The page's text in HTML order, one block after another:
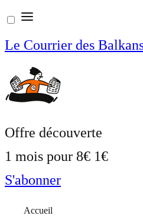
Aller
au
contenu
Le Courrier des
Offre découverte
1 mois pour 8€ 1€
S'abonner
Accueil